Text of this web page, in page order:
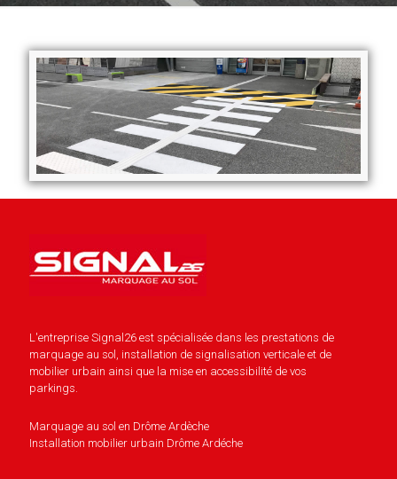
L'entreprise Signal26 est spécialisée dans les prestations de
marquage au sol, installation de signalisation verticale et de
mobilier urbain ainsi que la mise en accessibilité de vos
parkings.
Marquage au sol en Drôme Ardèche
Installation mobilier urbain Drôme Ardéche